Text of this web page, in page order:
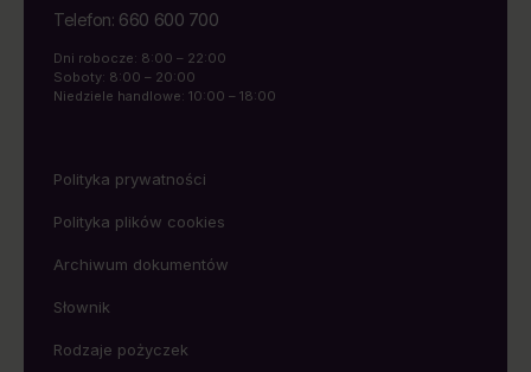
Telefon: 660 600 700
Dni robocze: 8:00 – 22:00
Soboty: 8:00 – 20:00
Niedziele handlowe: 10:00 – 18:00
Polityka prywatności
Polityka plików cookies
Archiwum dokumentów
Słownik
Rodzaje pożyczek